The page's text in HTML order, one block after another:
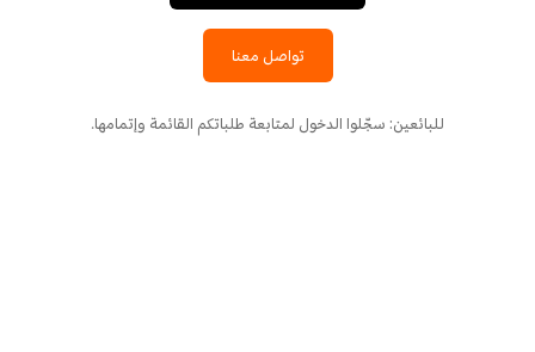
تواصل معنا
للبائعين: سجّلوا الدخول لمتابعة طلباتكم القائمة وإتمامها.